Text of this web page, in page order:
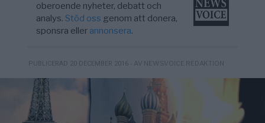
oberoende nyheter, debatt och
analys.Stöd oss genom att donera,
sponsra eller annonsera.
PUBLICERAD 20 DECEMBER 2016 - AV NEWSVOICE REDAKTION